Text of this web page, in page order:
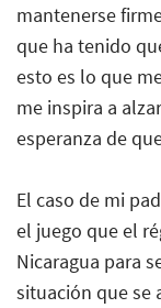
mantenerse
que ha tenido
esto es lo que
me inspira a
esperanza de
El caso de mi
el juego que el
Nicaragua para
situación que se